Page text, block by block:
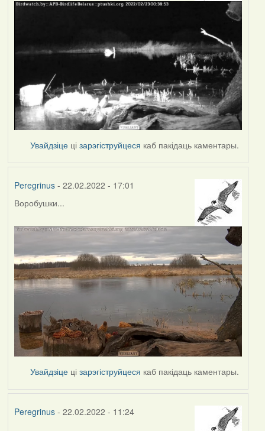
Увайдзіце цізарэгіструйцеся каб пакідаць каментары.
Peregrinus- 22.02.2022 - 17:01
Воробушки...
Увайдзіце цізарэгіструйцеся каб пакідаць каментары.
Peregrinus- 22.02.2022 - 11:24